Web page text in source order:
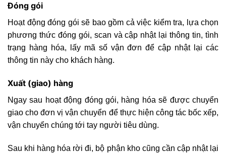
Đóng gói
Hoạt động đóng gói sẽ bao gồm cả việc kiểm tra, lựa chọn
phương thức đóng gói, scan và cập nhật lại thông tin, tình
trạng hàng hóa, lấy mã số vận đơn để cập nhật lại các
thông tin này cho khách hàng.
Xuất (giao) hàng
Ngay sau hoạt động đóng gói, hàng hóa sẽ được chuyển
giao cho đơn vị vận chuyển để thực hiện công tác bốc xếp,
vận chuyển chúng tới tay người tiêu dùng.
Sau khi hàng hóa rời đi, bộ phận kho cũng cần cập nhật lại